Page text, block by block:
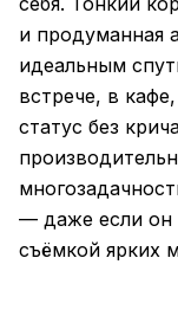
и продуманная
идеальным
встрече, в
статус без
— даже если он
съёмкой ярких